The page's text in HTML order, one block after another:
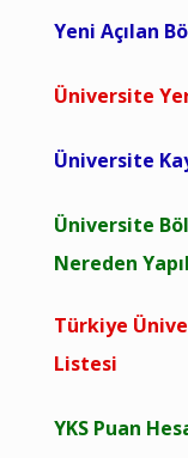
Yeni Açılan
Üniversite
Üniversite
Üniversite
Nereden
Türkiye
Listesi
YKS Puan